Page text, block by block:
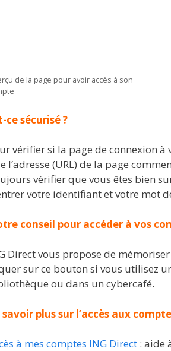
de la page pour avoir accès à son
ce sécurisé ?
vérifier si la page de connexion à
l’adresse (URL) de la page
vérifier que vous êtes bien
votre identifiant et votre mot
conseil pour accéder à vos
Direct vous propose de
sur ce bouton si vous utilisez
ou dans un cybercafé.
savoir plus sur l’accès aux
à mes comptes ING Direct : aide